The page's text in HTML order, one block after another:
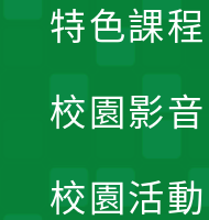
特色課程
校園影音
校園活動